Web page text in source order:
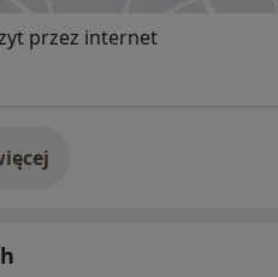
przez internet
adresie